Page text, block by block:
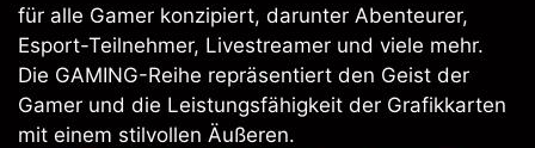
für alle Gamer konzipiert, darunter Abenteurer,
Esport-Teilnehmer, Livestreamer und viele mehr.
Die GAMING-Reihe repräsentiert den Geist der
Gamer und die Leistungsfähigkeit der Grafikkarten
mit einem stilvollen Äußeren.